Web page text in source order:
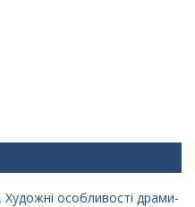
Художні особливості драми-